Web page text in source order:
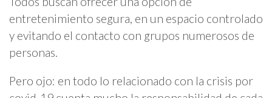
entretenimiento segura, en un espacio controlado
y evitando el contacto con grupos numerosos de
personas.
Pero ojo: en todo lo relacionado con la crisis por